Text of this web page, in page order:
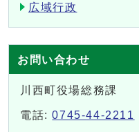
広域行政
お問い合わせ
川西町役場総務課
電話:0745-44-2211